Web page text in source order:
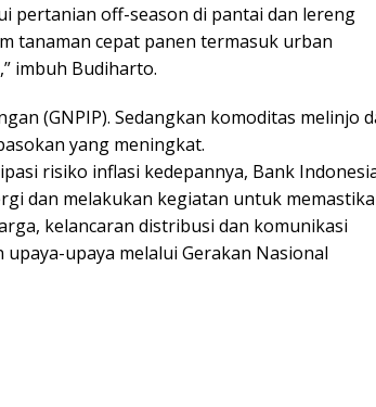
pertanian off-season di pantai dan lereng
tanaman cepat panen termasuk urban
imbuh Budiharto.
(GNPIP). Sedangkan komoditas melinjo
yang meningkat.
risiko inflasi kedepannya, Bank
dan melakukan kegiatan untuk
kelancaran distribusi dan komunikasi
upaya melalui Gerakan Nasional